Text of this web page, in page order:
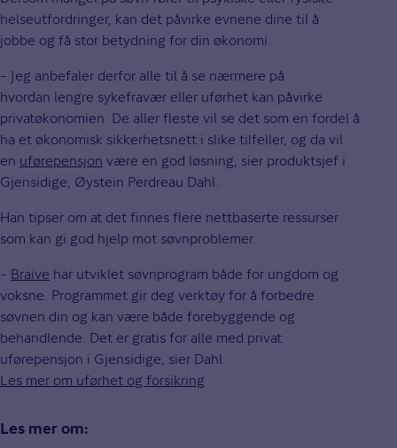
helseutfordringer, kan det påvirke evnene dine til å
jobbe og få stor betydning for din økonomi.
– Jeg anbefaler derfor alle til å se nærmere på
hvordan lengre sykefravær eller uførhet kan påvirke
privatøkonomien. De aller fleste vil se det som en fordel å
ha et økonomisk sikkerhetsnett i slike tilfeller, og da vil
en uførepensjon være en god løsning, sier produktsjef i
Gjensidige, Øystein Perdreau Dahl.
Han tipser om at det finnes flere nettbaserte ressurser
som kan gi god hjelp mot søvnproblemer.
– Braive har utviklet søvnprogram både for ungdom og
voksne. Programmet gir deg verktøy for å forbedre
søvnen din og kan være både forebyggende og
behandlende. Det er gratis for alle med privat
uførepensjon i Gjensidige, sier Dahl.
Les mer om uførhet og forsikring
Les mer om: